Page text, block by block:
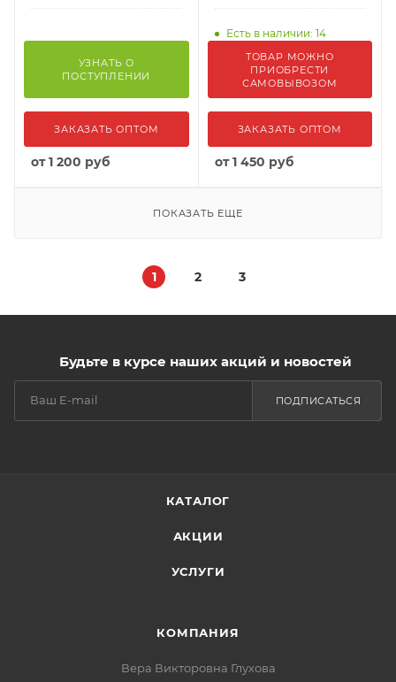
УЗНАТЬ О
ПОСТУПЛЕНИИ
ЗАКАЗАТЬ ОПТОМ
от1 200 руб
Есть в наличии: 14
ТОВАР МОЖНО
ПРИОБРЕСТИ
САМОВЫВОЗОМ
ЗАКАЗАТЬ ОПТОМ
от1 450 руб
ПОКАЗАТЬ ЕЩЕ
1 2 3
Будьте в курсе наших акций и новостей
ПОДПИСАТЬСЯ
КАТАЛОГ
АКЦИИ
УСЛУГИ
КОМПАНИЯ
Вера Викторовна Глухова